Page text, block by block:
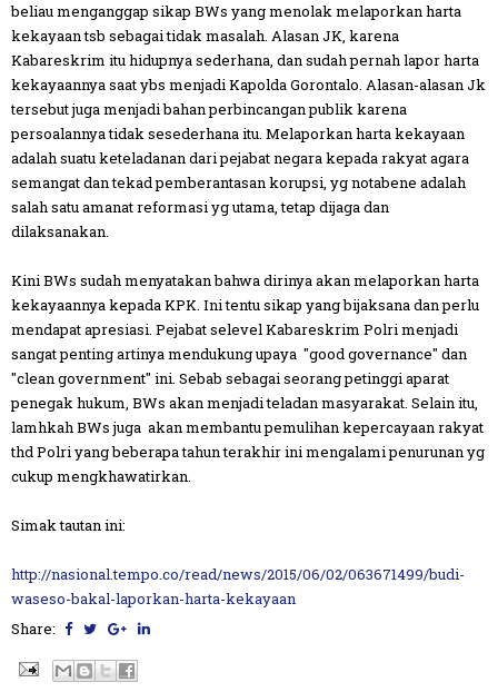
beliau menganggap sikap BWs yang menolak melaporkan harta
kekayaan tsb sebagai tidak masalah. Alasan JK, karena
Kabareskrim itu hidupnya sederhana, dan sudah pernah lapor harta
kekayaannya saat ybs menjadi Kapolda Gorontalo. Alasan-alasan Jk
tersebut juga menjadi bahan perbincangan publik karena
persoalannya tidak sesederhana itu. Melaporkan harta kekayaan
adalah suatu keteladanan dari pejabat negara kepada rakyat agara
semangat dan tekad pemberantasan korupsi, yg notabene adalah
salah satu amanat reformasi yg utama, tetap dijaga dan
dilaksanakan.
Kini BWs sudah menyatakan bahwa dirinya akan melaporkan harta
kekayaannya kepada KPK. Ini tentu sikap yang bijaksana dan perlu
mendapat apresiasi. Pejabat selevel Kabareskrim Polri menjadi
sangat penting artinya mendukung upaya "good governance" dan
"clean government" ini. Sebab sebagai seorang petinggi aparat
penegak hukum, BWs akan menjadi teladan masyarakat. Selain itu,
lamhkah BWs juga akan membantu pemulihan kepercayaan rakyat
thd Polri yang beberapa tahun terakhir ini mengalami penurunan yg
cukup mengkhawatirkan.
Simak tautan ini:
http://nasional.tempo.co/read/news/2015/06/02/063671499/budi-
waseso-bakal-laporkan-harta-kekayaan
Share: